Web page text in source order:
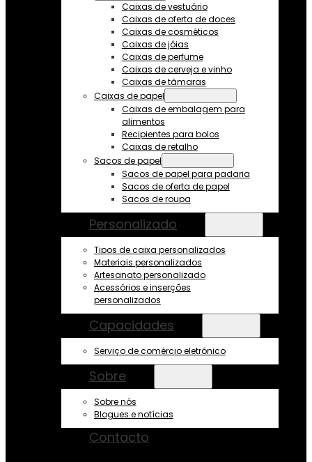
Caixas de vestuário
Caixas de oferta de doces
Caixas de cosméticos
Caixas de jóias
Caixas de perfume
Caixas de cerveja e vinho
Caixas de tâmaras
Caixas de papel
Caixas de embalagem para
alimentos
Recipientes para bolos
Caixas de retalho
Sacos de papel
Sacos de papel para padaria
Sacos de oferta de papel
Sacos de roupa
Personalizado
Tipos de caixa personalizados
Materiais personalizados
Artesanato personalizado
Acessórios e inserções
personalizados
Capacidades
Serviço de comércio eletrónico
Sobre
Sobre nós
Blogues e notícias
Contacto